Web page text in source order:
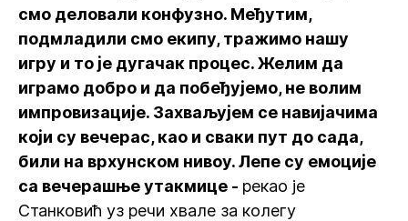
смо деловали конфузно. Међутим,
подмладили смо екипу, тражимо нашу
игру и то је дугачак процес. Желим да
играмо добро и да побеђујемо, не волим
импровизације. Захваљујем се навијачима
који су вечерас, као и сваки пут до сада,
били на врхунском нивоу. Лепе су емоције
са вечерашње утакмице - рекао је
Станковић уз речи хвале за колегу